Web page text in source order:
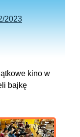
2023
kino w
bajkę